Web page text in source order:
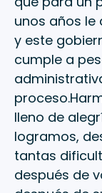
unos años
y este
cumple a
lleno de
logramos,
tantas
después de